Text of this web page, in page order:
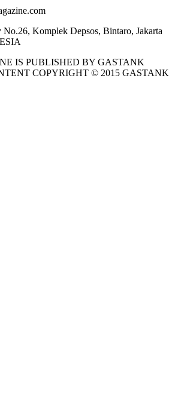
Komplek Depsos, Bintaro, Jakarta
IS PUBLISHED BY GASTANK
COPYRIGHT © 2015 GASTANK